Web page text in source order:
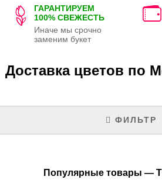
ГАРАНТИРУЕМ
100% СВЕЖЕСТЬ
Иначе мы срочно
заменим букет
Доставка цветов по
ФИЛЬТР
Популярные товары —